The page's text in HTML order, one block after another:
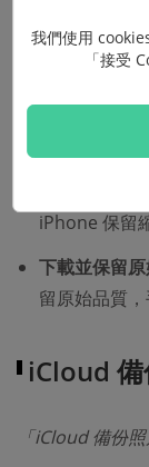
首先，需要了
載並保留原始
否保留原始解析度
iPhone 保留
下載並保留原
留原始品質
iCloud 備
「iCloud 備份
我們使用
「接受